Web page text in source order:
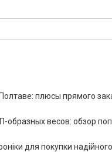
плюсы прямого
образных весов: обзор
для покупки